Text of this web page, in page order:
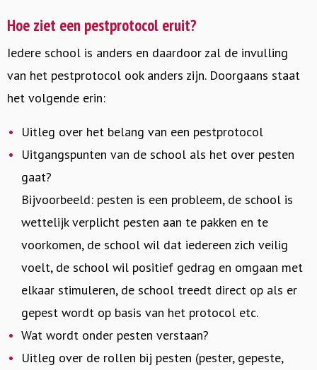
Hoe ziet een pestprotocol eruit?
Iedere school is anders en daardoor zal de invulling
van het pestprotocol ook anders zijn. Doorgaans staat
het volgende erin:
Uitleg over het belang van een pestprotocol
Uitgangspunten van de school als het over pesten
gaat?
Bijvoorbeeld: pesten is een probleem, de school is
wettelijk verplicht pesten aan te pakken en te
voorkomen, de school wil dat iedereen zich veilig
voelt, de school wil positief gedrag en omgaan met
elkaar stimuleren, de school treedt direct op als er
gepest wordt op basis van het protocol etc.
Wat wordt onder pesten verstaan?
Uitleg over de rollen bij pesten (pester, gepeste,